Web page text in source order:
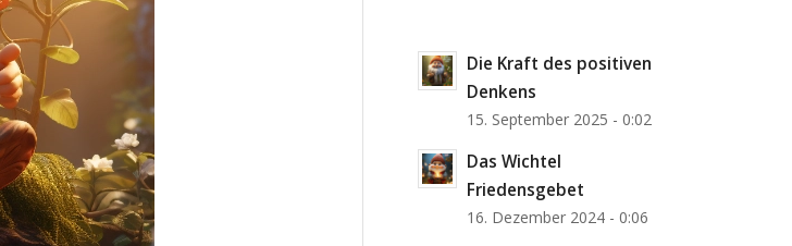
Die Kraft des positiven
Denkens
15. September 2025 - 0:02
Das Wichtel
Friedensgebet
16. Dezember 2024 - 0:06